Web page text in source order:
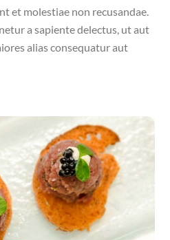
et molestiae non recusandae.
a sapiente delectus, ut aut
alias consequatur aut